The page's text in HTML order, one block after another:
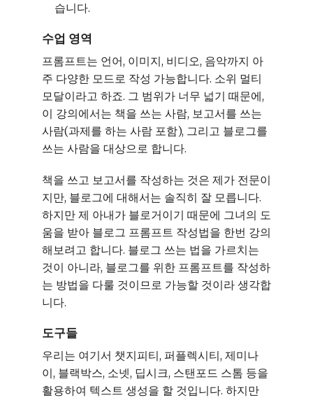
습니다.
수업 영역
프롬프트는 언어, 이미지, 비디오, 음악까지 아
주 다양한 모드로 작성 가능합니다. 소위 멀티
모달이라고 하죠. 그 범위가 너무 넓기 때문에,
이 강의에서는 책을 쓰는 사람, 보고서를 쓰는
사람(과제를 하는 사람 포함), 그리고 블로그를
쓰는 사람을 대상으로 합니다.
책을 쓰고 보고서를 작성하는 것은 제가 전문이
지만, 블로그에 대해서는 솔직히 잘 모릅니다.
하지만 제 아내가 블로거이기 때문에 그녀의 도
움을 받아 블로그 프롬프트 작성법을 한번 강의
해보려고 합니다. 블로그 쓰는 법을 가르치는
것이 아니라, 블로그를 위한 프롬프트를 작성하
는 방법을 다룰 것이므로 가능할 것이라 생각합
니다.
도구들
우리는 여기서 챗지피티, 퍼플렉시티, 제미나
이, 블랙박스, 소넷, 딥시크, 스탠포드 스톰 등을
활용하여 텍스트 생성을 할 것입니다. 하지만